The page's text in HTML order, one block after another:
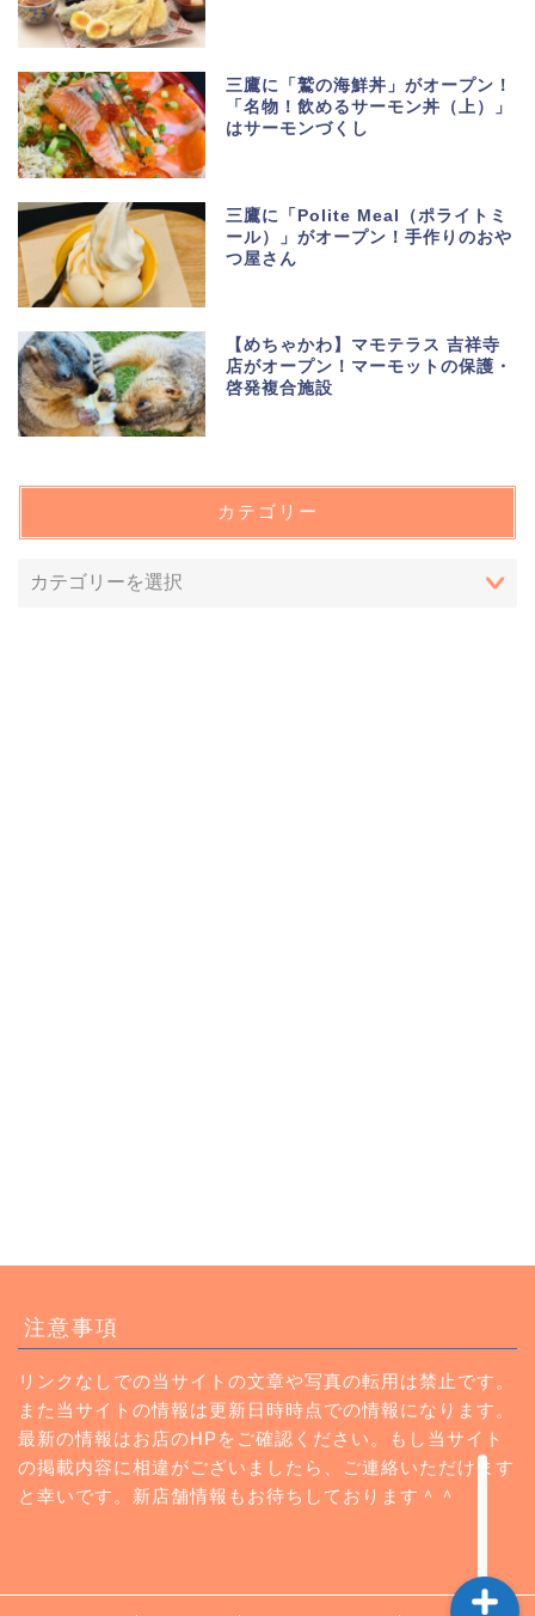
三鷹に「鷲の海鮮丼」がオープン！
「名物！飲めるサーモン丼（上）」
はサーモンづくし
三鷹に「Polite Meal（ポライトミ
ール）」がオープン！手作りのおや
つ屋さん
【めちゃかわ】マモテラス 吉祥寺
店がオープン！マーモットの保護・
啓発複合施設
カテゴリー
注意事項
リンクなしでの当サイトの文章や写真の転用は禁止です。
また当サイトの情報は更新日時時点での情報になります。
最新の情報はお店のHPをご確認ください。もし当サイト
の掲載内容に相違がございましたら、ご連絡いただけます
と幸いです。新店舗情報もお待ちしております＾＾
カフェ
Instagram